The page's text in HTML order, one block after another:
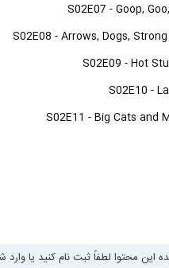
S02E07 - Goop,
S02E08 - Arrows, Dogs,
S02E09 - Hot
S02E10 -
S02E11 - Big Cats
این محتوا لطفاً ثبت نام کنید یا وارد